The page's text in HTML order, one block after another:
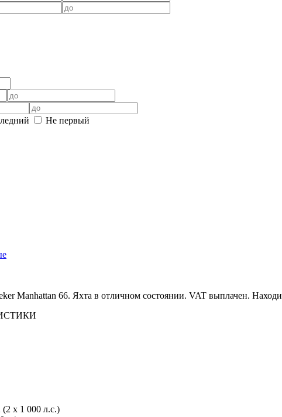
Не первый
Manhattan 66. Яхта в отличном состоянии. VAT выплачен.
х 1 000 л.с.)